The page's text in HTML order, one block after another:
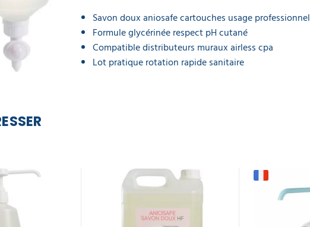
Savon doux aniosafe cartouches usage professionnel
Formule glycérinée respect pH cutané
Compatible distributeurs muraux airless cpa
Lot pratique rotation rapide sanitaire